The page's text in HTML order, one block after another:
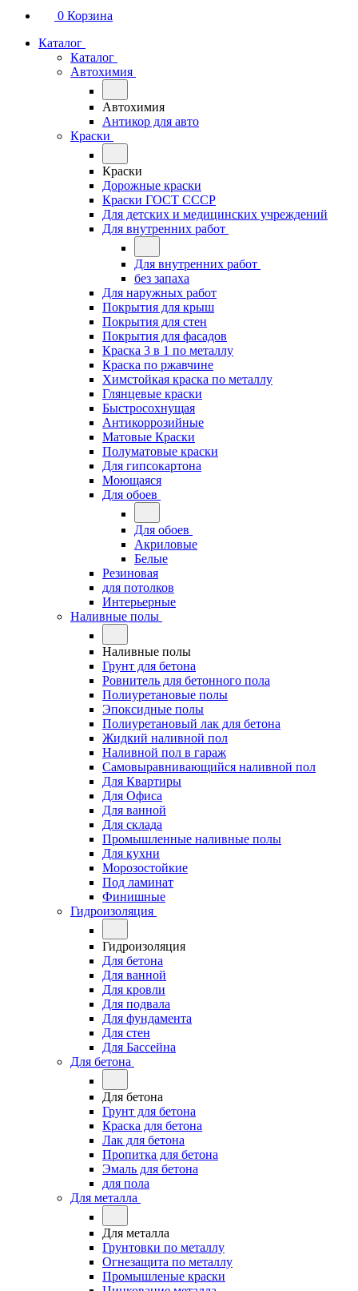
0 Корзина
Каталог
Каталог
Автохимия
Автохимия
Антикор для авто
Краски
Краски
Дорожные краски
Краски ГОСТ СССР
Для детских и медицинских учреждений
Для внутренних работ
Для внутренних работ
без запаха
Для наружных работ
Покрытия для крыш
Покрытия для стен
Покрытия для фасадов
Краска 3 в 1 по металлу
Краска по ржавчине
Химстойкая краска по металлу
Глянцевые краски
Быстросохнущая
Антикоррозийные
Матовые Краски
Полуматовые краски
Для гипсокартона
Моющаяся
Для обоев
Для обоев
Акриловые
Белые
Резиновая
для потолков
Интерьерные
Наливные полы
Наливные полы
Грунт для бетона
Ровнитель для бетонного пола
Полиуретановые полы
Эпоксидные полы
Полиуретановый лак для бетона
Жидкий наливной пол
Наливной пол в гараж
Самовыравнивающийся наливной пол
Для Квартиры
Для Офиса
Для ванной
Для склада
Промышленные наливные полы
Для кухни
Морозостойкие
Под ламинат
Финишные
Гидроизоляция
Гидроизоляция
Для бетона
Для ванной
Для кровли
Для подвала
Для фундамента
Для стен
Для Бассейна
Для бетона
Для бетона
Грунт для бетона
Краска для бетона
Лак для бетона
Пропитка для бетона
Эмаль для бетона
для пола
Для металла
Для металла
Грунтовки по металлу
Огнезащита по металлу
Промышленые краски